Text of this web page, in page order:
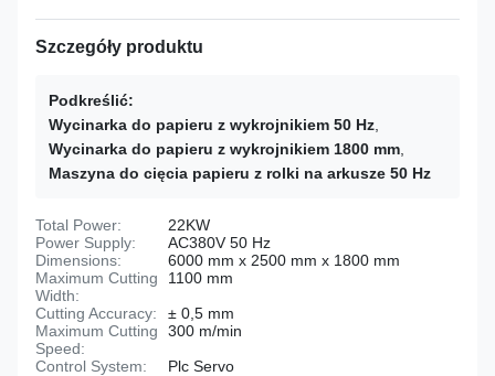
Szczegóły produktu
Podkreślić:
Wycinarka do papieru z wykrojnikiem 50 Hz
Wycinarka do papieru z wykrojnikiem 1800 mm
Maszyna do cięcia papieru z rolki na arkusze 50 Hz
Total Power:
22KW
Power Supply:
AC380V 50 Hz
Dimensions:
6000 mm x 2500 mm x 1800 mm
Maximum Cutting
Width:
1100 mm
Cutting Accuracy:
± 0,5 mm
Maximum Cutting
Speed:
300 m/min
Control System:
Plc Servo